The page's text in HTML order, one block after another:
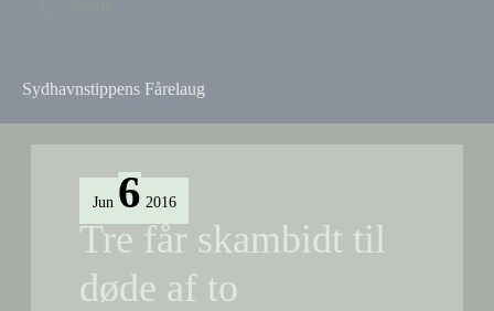
Sydhavnstippens Fårelaug
Jun 6 2016
Tre får skambidt til
døde af to